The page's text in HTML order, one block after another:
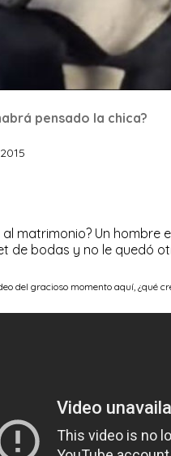
pensado la chica?
al matrimonio? Un hombre
de bodas y no le quedó
del gracioso momento aquí, ¿qué